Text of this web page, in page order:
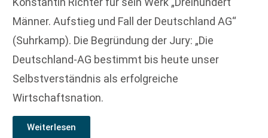
Männer. Aufstieg und Fall der Deutschland AG“
(Suhrkamp). Die Begründung der Jury: „Die
Deutschland-AG bestimmt bis heute unser
Selbstverständnis als erfolgreiche
Wirtschaftsnation.
Weiterlesen